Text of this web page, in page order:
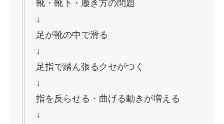
靴・靴下・履き方の問題
↓
足が靴の中で滑る
↓
足指で踏ん張るクセがつく
↓
指を反らせる・曲げる動きが増える
↓